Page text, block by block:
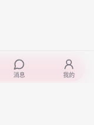
消息 我的